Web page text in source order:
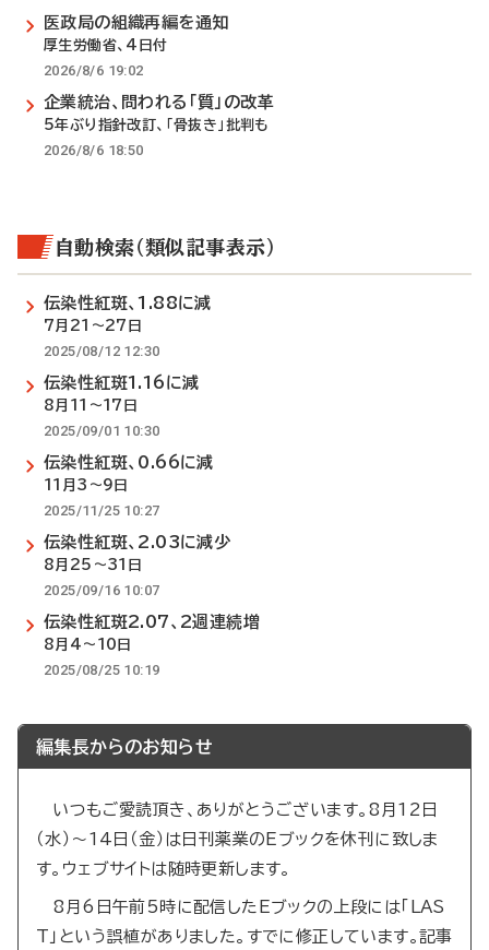
医政局の組織再編を通知
厚生労働省、4日付
2026/8/6 19:02
企業統治、問われる「質」の改革
5年ぶり指針改訂、「骨抜き」批判も
2026/8/6 18:50
自動検索（類似記事表示）
伝染性紅斑、1.88に減
7月21～27日
2025/08/12 12:30
伝染性紅斑1.16に減
8月11～17日
2025/09/01 10:30
伝染性紅斑、0.66に減
11月3～9日
2025/11/25 10:27
伝染性紅斑、2.03に減少
8月25～31日
2025/09/16 10:07
伝染性紅斑2.07、2週連続増
8月4～10日
2025/08/25 10:19
編集長からのお知らせ
いつもご愛読頂き、ありがとうございます。8月12日
（水）～14日（金）は日刊薬業のEブックを休刊に致しま
す。ウェブサイトは随時更新します。
8月6日午前5時に配信したEブックの上段には「LAS
T」という誤植がありました。すでに修正しています。記事